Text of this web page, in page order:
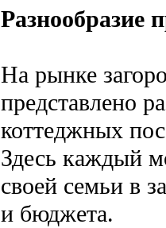
Разнообразие
На рынке
представлено
коттеджных
Здесь каждый
своей семьи в
и бюджета.